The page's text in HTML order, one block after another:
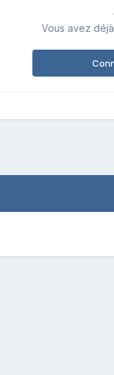
Vous avez